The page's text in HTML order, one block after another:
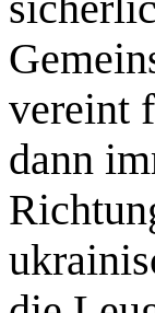
vereint
dann